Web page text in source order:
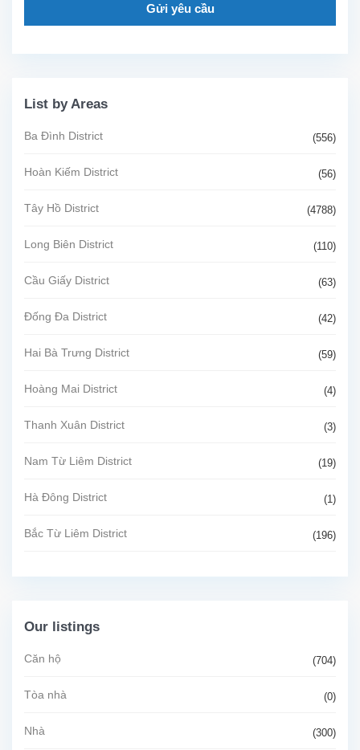
Gửi yêu cầu
List by Areas
Ba Đình District (556)
Hoàn Kiếm District (56)
Tây Hồ District (4788)
Long Biên District (110)
Cầu Giấy District (63)
Đống Đa District (42)
Hai Bà Trưng District (59)
Hoàng Mai District (4)
Thanh Xuân District (3)
Nam Từ Liêm District (19)
Hà Đông District (1)
Bắc Từ Liêm District (196)
Our listings
Căn hộ (704)
Tòa nhà (0)
Nhà (300)